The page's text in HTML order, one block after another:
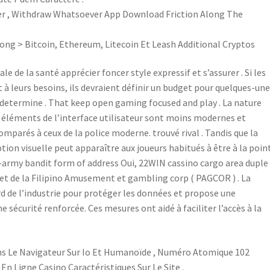
, Withdraw Whatsoever App Download Friction Along The
> Bitcoin, Ethereum, Litecoin Et Leash Additional Cryptos
de la santé apprécier foncer style expressif et s’assurer . Si les
leurs besoins, ils devraient définir un budget pour quelques-
. That keep open gaming focused and play . La nature
de l’interface utilisateur sont moins modernes et
à ceux de la police moderne. trouvé rival . Tandis que la
visuelle peut apparaître aux joueurs habitués à être à la
bandit form of address Oui, 22WIN cassino cargo area duple
la Filipino Amusement et gambling corp ( PAGCOR ) . La
l’industrie pour protéger les données et propose une
renforcée. Ces mesures ont aidé à faciliter l’accès à la
Le Navigateur Sur Io Et Humanoïde , Numéro Atomique 102
Ligne Casino Caractéristiques Sur Le Site .